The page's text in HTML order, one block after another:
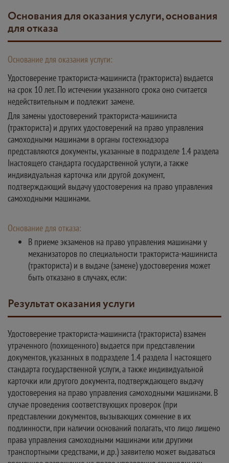
Основания для оказания услуги, основания
для отказа
Основание для оказания услуги:
Удостоверение тракториста-машиниста (тракториста) выдается
на срок 10 лет. По истечении указанного срока оно считается
недействительным и подлежит замене.
Для замены удостоверений тракториста-машиниста
(тракториста) и других удостоверений на право управления
самоходными машинами в органы гостехнадзора
представляются документы, указанные в подразделе 1.4 раздела
Iнастоящего стандарта государственной услуги, а также
индивидуальная карточка или другой документ,
подтверждающий выдачу удостоверения на право управления
самоходными машинами.
Основание для отказа:
В приеме экзаменов на право управления машинами у
механизаторов по специальности тракториста-машиниста
(тракториста) и в выдаче (замене) удостоверения может
быть отказано в случаях, если:
Результат оказания услуги
Удостоверение тракториста-машиниста (тракториста) взамен
утраченного (похищенного) выдается при представлении
документов, указанных в подразделе 1.4 раздела I настоящего
стандарта государственной услуги, а также индивидуальной
карточки или другого документа, подтверждающего выдачу
удостоверения на право управления самоходными машинами. В
случае проведения соответствующих проверок (при
представлении документов, вызывающих сомнение в их
подлинности, при наличии оснований полагать, что лицо лишено
права управления самоходными машинами или другими
транспортными средствами, и др.) заявителю может выдаваться